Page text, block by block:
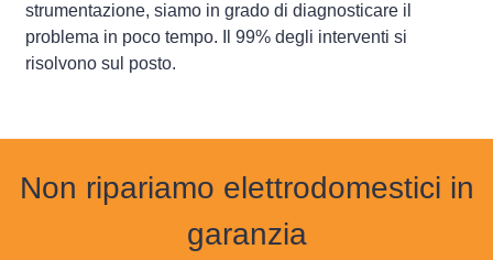
strumentazione, siamo in grado di diagnosticare il
problema in poco tempo. Il 99% degli interventi si
risolvono sul posto.
Non ripariamo elettrodomestici in
garanzia